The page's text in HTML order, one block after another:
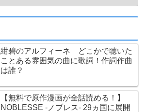
紺碧のアルフィーネ どこかで聴いた
ことある雰囲気の曲に歌詞！作詞作曲
は誰？
【無料で原作漫画が全話読める！】
NOBLESSE -ノブレス- 29ヵ国に展開